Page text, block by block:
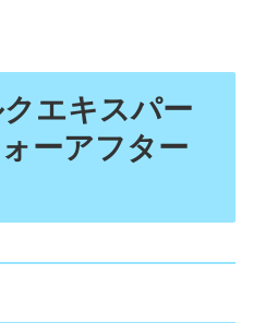
エキスパー
ーアフター